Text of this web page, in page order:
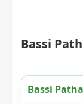
Bassi
Bassi